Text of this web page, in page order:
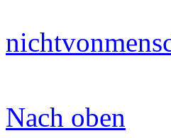
Nach oben